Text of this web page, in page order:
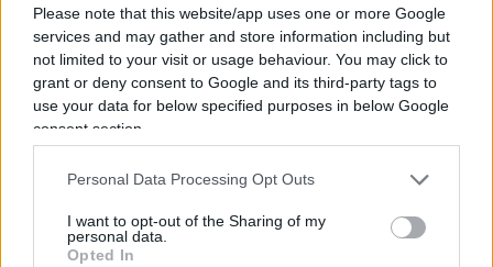
Please note that this website/app uses one or more Google
services and may gather and store information including but
not limited to your visit or usage behaviour. You may click to
grant or deny consent to Google and its third-party tags to
use your data for below specified purposes in below Google
consent section.
Personal Data Processing Opt Outs
I want to opt-out of the Sharing of my
personal data.
Opted In
Fratelli d’Italia come unpartito fascista? Non era
la stessa Anpi che, agli esiti della votazione
elettorale, subentrò affermando come l’esito fosse
“una profonda rottura col passato” ed avrebbe
avviato “il nostro Paese in una fase politica e
faccia del rispetto o dell’imparzialità. Ma ormai si
difendono pure i fattoni, pur di scagliarsi contro il
voto democratico degli elettori, che a questo giro